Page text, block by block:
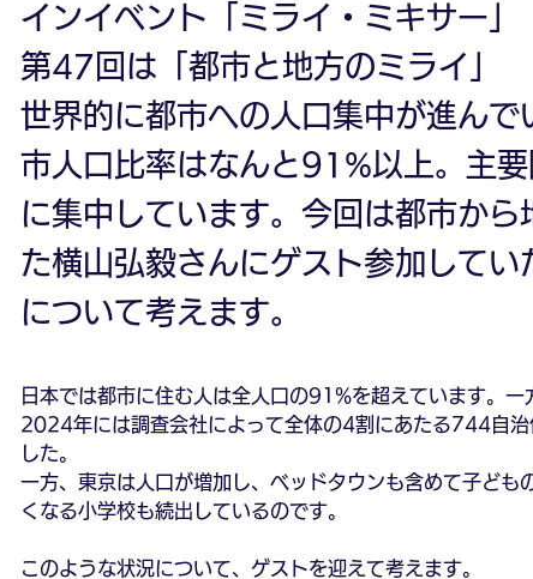
インイベント「ミライ・ミキサー」
第47回は「都市と地方のミライ」
世界的に都市への人口集中が進んで
市人口比率はなんと91%以上。主
に集中しています。今回は都市か
た横山弘毅さんにゲスト参加してい
について考えます。
日本では都市に住む人は全人口の91%を超えています。一
2024年には調査会社によって全体の4割にあたる744自治
した。
一方、東京は人口が増加し、ベッドタウンも含めて子ども
くなる小学校も続出しているのです。
このような状況について、ゲストを迎えて考えます。